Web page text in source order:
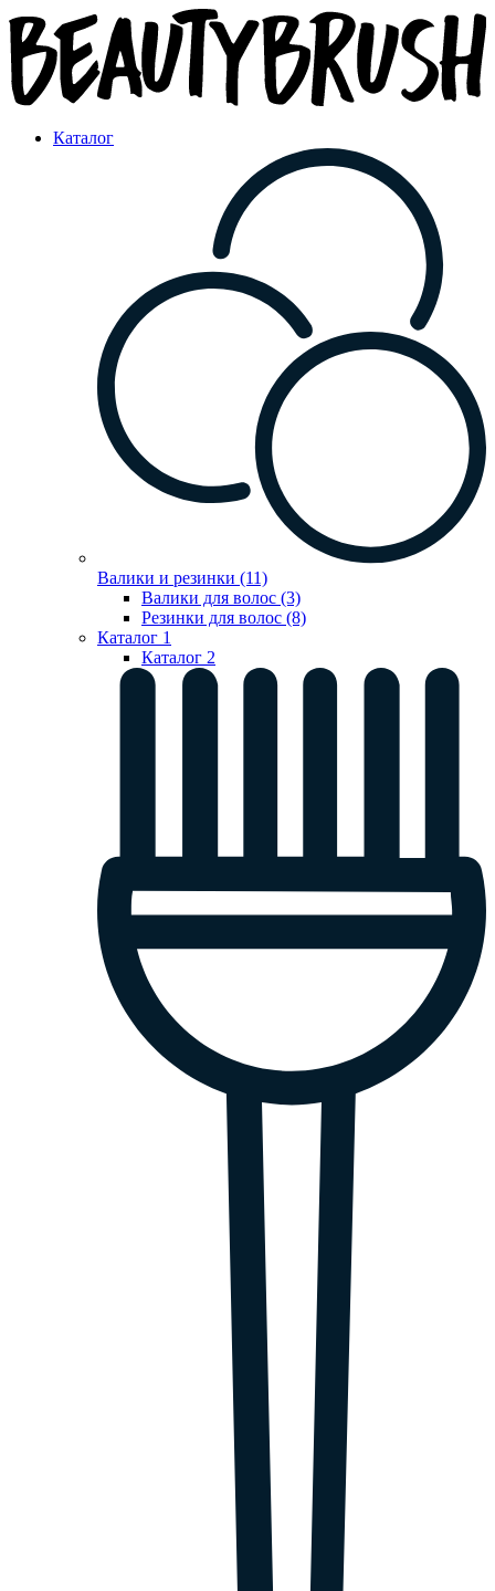
Каталог
Валики и резинки (11)
Валики для волос (3)
Резинки для волос (8)
Каталог 1
Каталог 2